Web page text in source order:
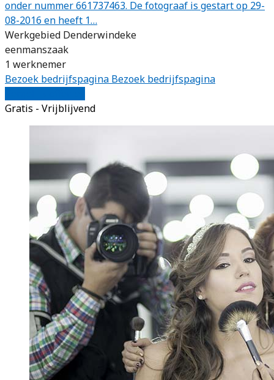
onder nummer 661737463. De fotograaf is gestart op 29-
08-2016 en heeft 1…
Werkgebied Denderwindeke
eenmanszaak
1 werknemer
Bezoek bedrijfspagina Bezoek bedrijfspagina
Gratis - Vrijblijvend